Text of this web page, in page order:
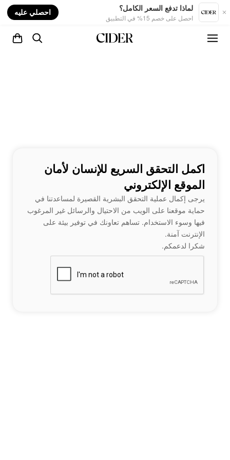
لماذا تدفع السعر الكامل؟
احصل على خصم 15% في التطبيق
احصلي عليه
اكمل التحقق السريع للإنسان لأمان
الموقع الإلكتروني
يرجى إكمال عملية التحقق البشرية القصيرة لمساعدتنا في
حماية موقعنا على الويب من الاحتيال والرسائل غير المرغوب
فيها وسوء الاستخدام. تساهم تعاونك في توفير بيئة على
الإنترنت آمنة.
شكرا لدعمكم.